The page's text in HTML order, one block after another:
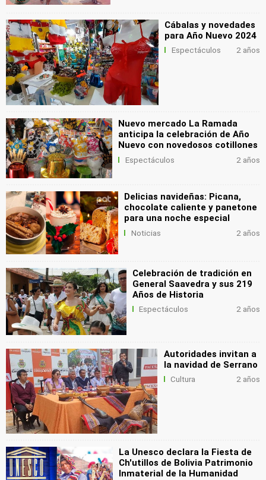
Cábalas y novedades
para Año Nuevo 2024
Espectáculos 2 años
Nuevo mercado La Ramada
anticipa la celebración de Año
Nuevo con novedosos cotillones
Espectáculos 2 años
Delicias navideñas: Picana,
chocolate caliente y panetone
para una noche especial
Noticias 2 años
Celebración de tradición en
General Saavedra y sus 219
Años de Historia
Espectáculos 2 años
Autoridades invitan a
la navidad de Serrano
Cultura 2 años
La Unesco declara la Fiesta de
Ch'utillos de Bolivia Patrimonio
Inmaterial de la Humanidad